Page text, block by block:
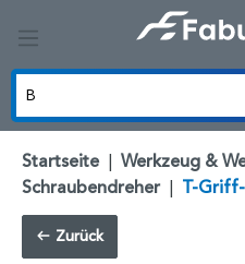
Startseite | Werkzeug &
Schraubendreher | T-
Zurück